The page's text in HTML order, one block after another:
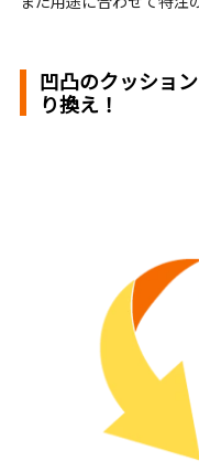
凹凸のクッショ
り換え！